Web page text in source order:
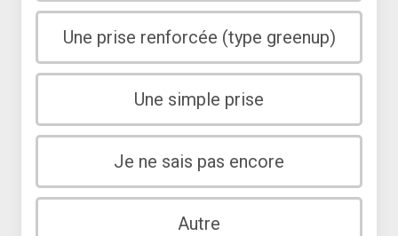
Une prise renforcée (type greenup)
Une simple prise
Je ne sais pas encore
Autre